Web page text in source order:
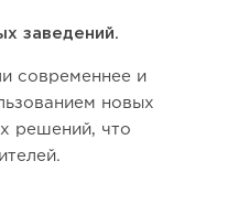
заведений.
современнее и
новых
решений, что